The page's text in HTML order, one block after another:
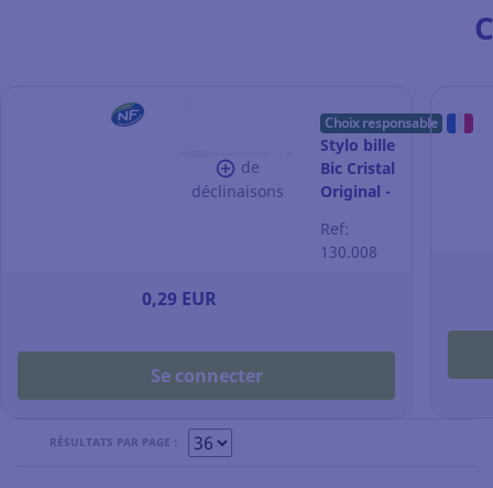
de
déclinaisons
Choix responsable
Stylo bille
Bic Cristal
Original -
moyenne
- bleu
Ref:
130.008
0,29 EUR
Se connecter
RÉSULTATS PAR PAGE :